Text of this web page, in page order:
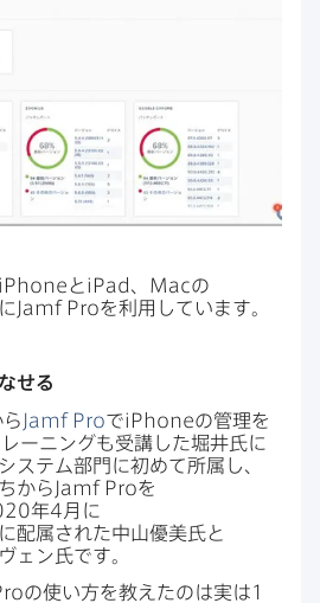
iPhoneと iPad 、 Macの​
Jamf Proを​利用しています。
せる
Jamf ProでiPhoneの​管理を​
ーニングも​受講した​堀井氏に​
ステム部門に​初めて​所属し、​
から Jamf Proを​
年4 月に​
配属された​中山優美氏と​
ェン氏です。
の​使い方を​教えたのは​実は1